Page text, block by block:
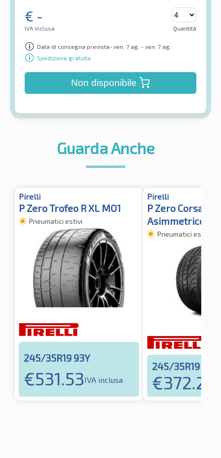
€ -
IVA inclusa Quantità
Data di consegna prevista- ven. 7 ag. - ven. 7 ag.
Spedizione gratuita
Non disponibile
Guarda Anche
Pirelli
P Zero Trofeo R XL MO1
Pneumatici estivi
245/35R19 93Y
€531.53IVA inclusa
Pirelli
P Zero Corsa
Asimmetrico 2
Pneumatici estivi
245/35R19 93Y
€372.28